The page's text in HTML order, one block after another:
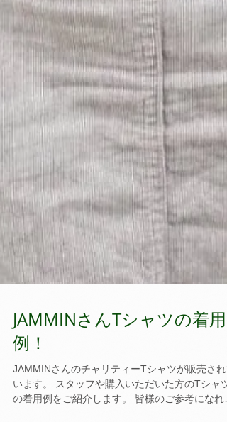
JAMMINさんTシャツの着用
例！
JAMMINさんのチャリティーTシャツが販売され